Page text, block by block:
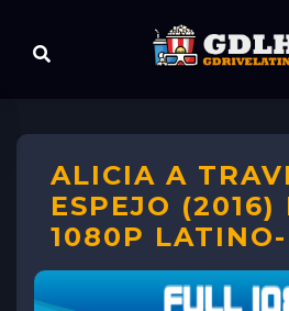
ALICIA A
ESPEJO (2016)
1080P